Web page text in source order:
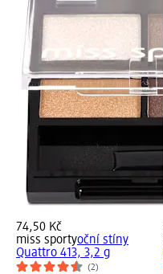
74,50 Kč
miss sportyoční stíny
Quattro 413, 3,2 g
(2)